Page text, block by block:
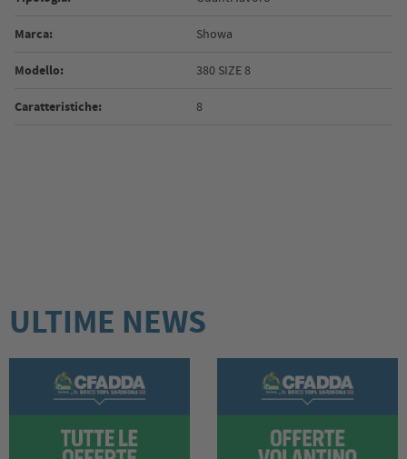
Marca: Showa
Modello: 380 SIZE 8
Caratteristiche: 8
ULTIME NEWS